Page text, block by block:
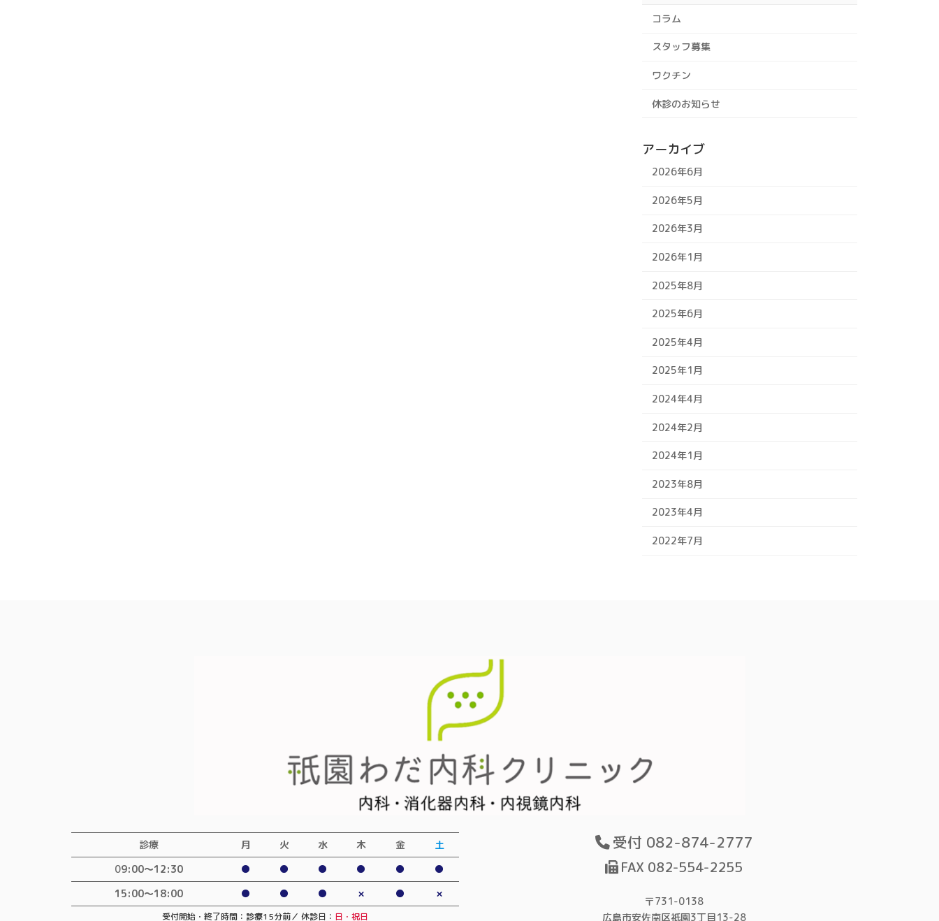
コラム
スタッフ募集
ワクチン
休診のお知らせ
アーカイブ
2026年6月
2026年5月
2026年3月
2026年1月
2025年8月
2025年6月
2025年4月
2025年1月
2024年4月
2024年2月
2024年1月
2023年8月
2023年4月
2022年7月
診療 月 火 水 木 金
土
09:00〜12:30 ● ● ● ● ●
●
15:00～18:00
● ● ● × ● ×
受付開始・終了時間：診療15分前／ 休診日： 日・祝日
受付 082-874-2777
FAX 082-554-2255
〒731-0138
広島市安佐南区祇園3丁目13-28